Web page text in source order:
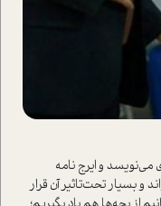
و ايرج نامه‌
و بسيار تحت‌تاثير آن قرار